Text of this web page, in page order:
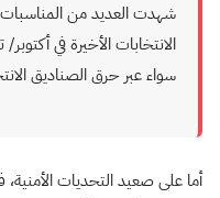
شهدت العديد من المناسبات
سواء عبر حرق الصناديق
أما على صعيد التحديات